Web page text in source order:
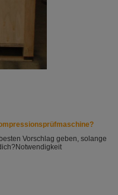
Vorschlag geben, solange
Notwendigkeit